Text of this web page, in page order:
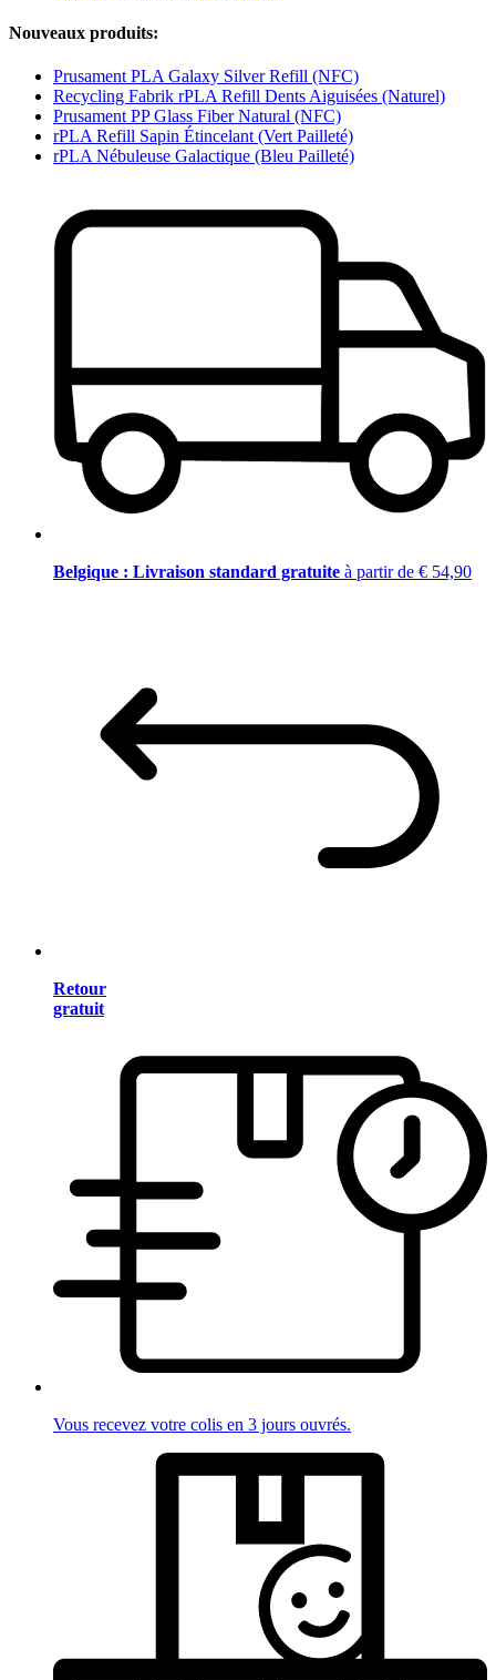
Nouveaux produits:
Prusament PLA Galaxy Silver Refill (NFC)
Recycling Fabrik rPLA Refill Dents Aiguisées (Naturel)
Prusament PP Glass Fiber Natural (NFC)
rPLA Refill Sapin Étincelant (Vert Pailleté)
rPLA Nébuleuse Galactique (Bleu Pailleté)
Belgique : Livraison standard gratuite à partir de € 54,90
Retour
gratuit
Vous recevez votre colis en 3 jours ouvrés.